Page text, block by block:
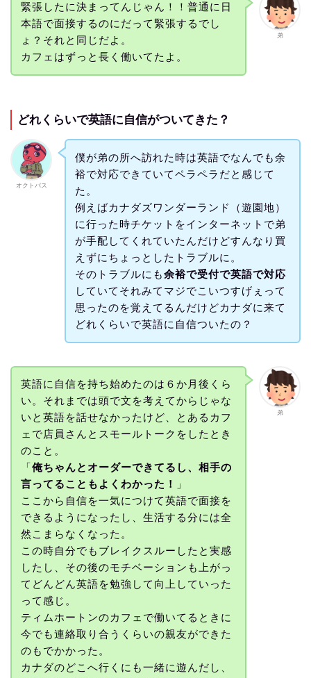
弟
緊張したに決まってんじゃん！！普通に日
本語で面接するのにだって緊張するでし
ょ？それと同じだよ。
カフェはずっと長く働いてたよ。
どれくらいで英語に自信がついてきた？
オクトパス
僕が弟の所へ訪れた時は英語でなんでも余
裕で対応できていてペラペラだと感じて
た。
例えばカナダズワンダーランド（遊園地）
に行った時チケットをインターネットで弟
が手配してくれていたんだけどすんなり買
えずにちょっとしたトラブルに。
そのトラブルにも余裕で受付で英語で対応
していてそれみてマジでこいつすげぇって
思ったのを覚えてるんだけどカナダに来て
どれくらいで英語に自信ついたの？
弟
英語に自信を持ち始めたのは６か月後くら
い。それまでは頭で文を考えてからじゃな
いと英語を話せなかったけど、とあるカフ
ェで店員さんとスモールトークをしたとき
のこと。
「俺ちゃんとオーダーできてるし、相手の
言ってることもよくわかった！
」
ここから自信を一気につけて英語で面接を
できるようになったし、生活する分には全
然こまらなくなった。
この時自分でもブレイクスルーしたと実感
したし、その後のモチベーションも上がっ
てどんどん英語を勉強して向上していった
って感じ。
ティムホートンのカフェで働いてるときに
今でも連絡取り合うくらいの親友ができた
のもでかかった。
カナダのどこへ行くにも一緒に遊んだし、